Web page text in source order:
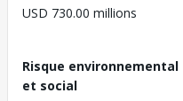
USD 730.00 millions
Risque environnemental
et social